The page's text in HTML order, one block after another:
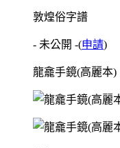
敦煌俗字譜
- 未公開 -(申請)
龍龕手鏡(高麗本)